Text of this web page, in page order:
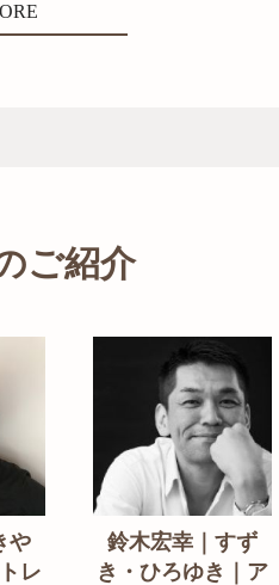
ご紹介
や
レ
鈴木宏幸｜すず
き・ひろゆき｜ア